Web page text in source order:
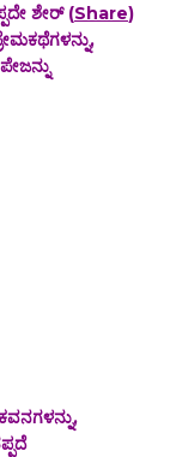
ಶೇರ್ (Share)